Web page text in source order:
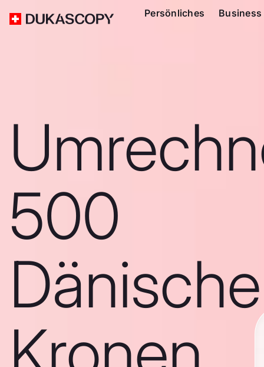
Persönliches Business
500
Dänische